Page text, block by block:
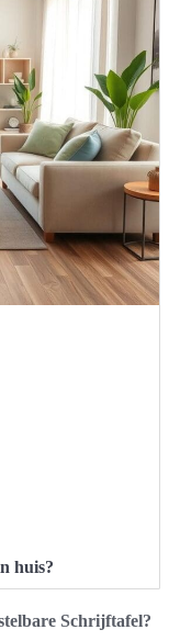
huis?
Schrijftafel?